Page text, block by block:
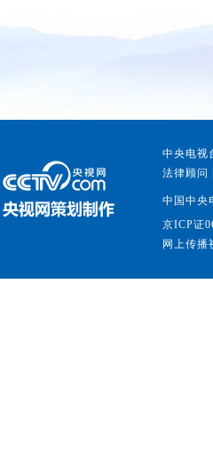
中央电视
法律顾问
中国中央
京ICP证
网上传播